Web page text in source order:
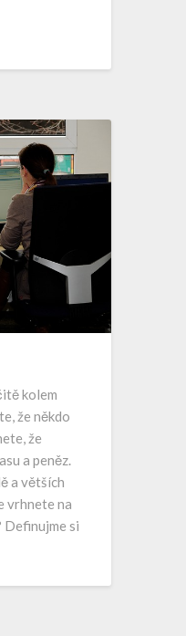
kolem
že někdo
že
a peněz.
a větších
vrhnete na
Definujme si